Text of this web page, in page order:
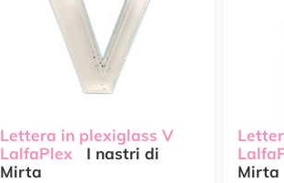
Lettera in plexiglass V
LalfaPlex
I nastri di
Mirta
Mirta